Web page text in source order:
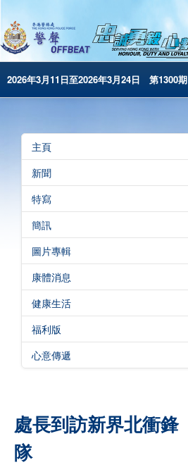
2026年3月11日至2026年3月24日 第1300期
昔日警聲
警務處主頁
简体版
English
電子書版
警聲特刊
主頁
新聞
特寫
簡訊
圖片專輯
康體消息
健康生活
福利版
心意傳遞
處長到訪新界北衝鋒
隊